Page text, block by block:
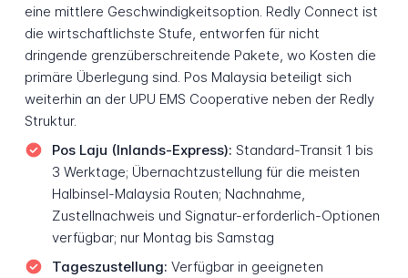
eine mittlere Geschwindigkeitsoption. Redly Connect ist
die wirtschaftlichste Stufe, entworfen für nicht
dringende grenzüberschreitende Pakete, wo Kosten die
primäre Überlegung sind. Pos Malaysia beteiligt sich
weiterhin an der UPU EMS Cooperative neben der Redly
Struktur.
Pos Laju (Inlands-Express): Standard-Transit 1 bis
3 Werktage; Übernachtzustellung für die meisten
Halbinsel-Malaysia Routen; Nachnahme,
Zustellnachweis und Signatur-erforderlich-Optionen
verfügbar; nur Montag bis Samstag
Tageszustellung: Verfügbar in geeigneten